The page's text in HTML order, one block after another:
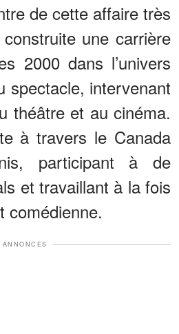
de cette affaire très
construite une carrière
2000 dans l’univers
spectacle, intervenant
théâtre et au cinéma.
à travers le Canada
participant à de
et travaillant à la fois
comédienne.
ANNONCES